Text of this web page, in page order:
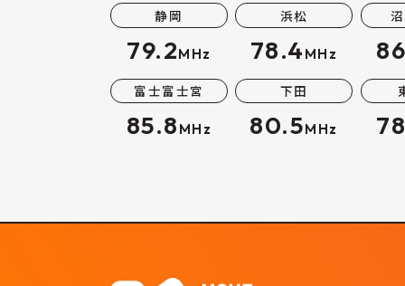
静岡
79.2MHz
浜松
78.4 MHz
富士富士宮
85.8 MHz
下田
80.5MHz